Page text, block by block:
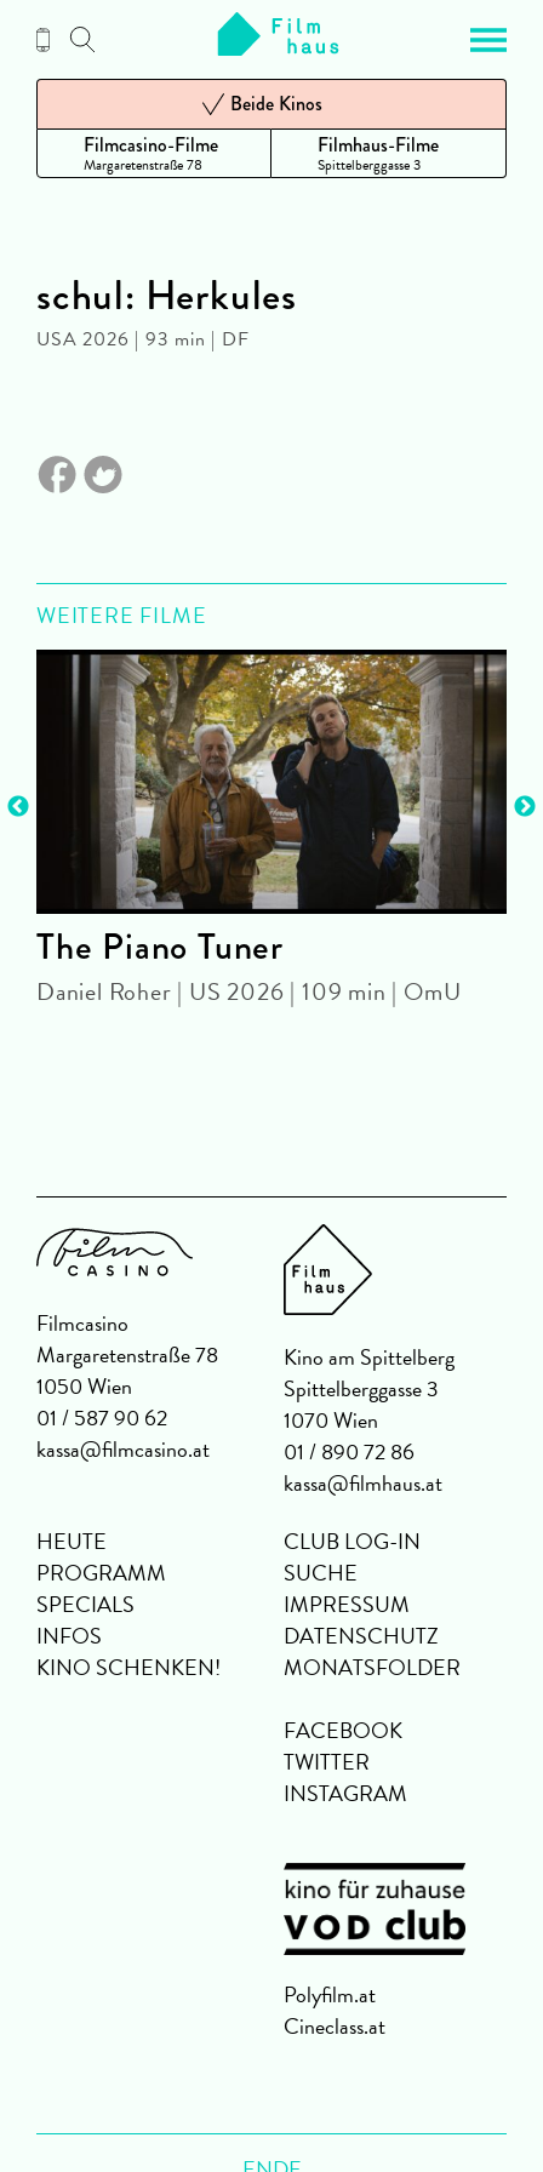
Inhalt
Filmcasino-Filme
Margaretenstraße 78
Beide Kinos
Filmhaus-Filme
Spittelberggasse 3
schul: Herkules
USA 2026 | 93 min | DF
WEITERE FILME
The Piano Tuner
Daniel Roher | US 2026 | 109 min | OmU
Filmcasino
Margaretenstraße 78
1050 Wien
01 / 587 90 62
kassa@filmcasino.at
Kino am Spittelberg
Spittelberggasse 3
1070 Wien
01 / 890 72 86
kassa@filmhaus.at
HEUTE
PROGRAMM
SPECIALS
INFOS
KINO SCHENKEN!
CLUB LOG-IN
SUCHE
IMPRESSUM
DATENSCHUTZ
MONATSFOLDER
FACEBOOK
TWITTER
INSTAGRAM
Polyfilm.at
Cineclass.at